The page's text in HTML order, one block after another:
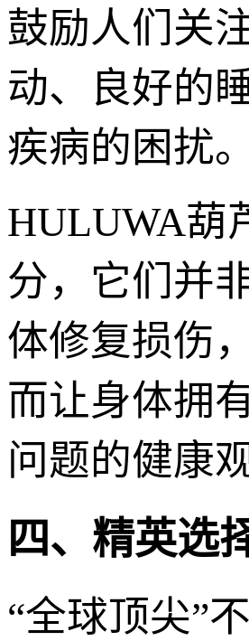
鼓励人们关
动、良好的
疾病的困扰。
HULUWA葫
分，它们并
体修复损伤
而让身体拥
问题的健康
四、精英选
“全球顶尖”